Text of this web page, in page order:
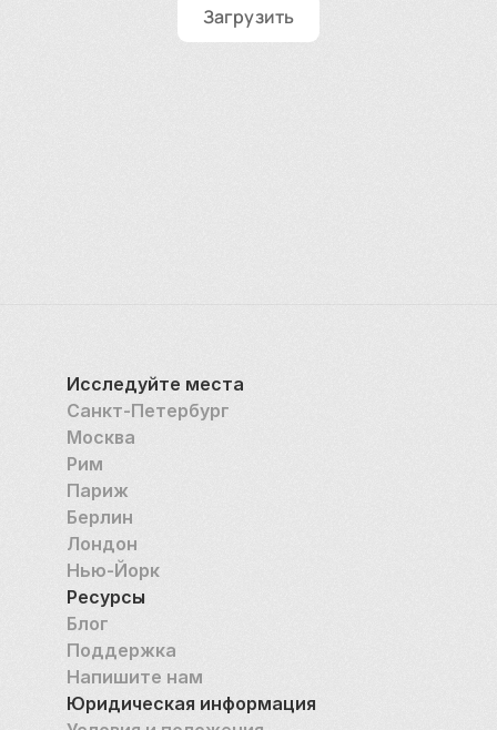
Загрузить
Исследуйте места
Санкт-Петербург
Москва
Рим
Париж
Берлин
Лондон
Нью-Йорк
Ресурсы
Блог
Поддержка
Напишите нам
Юридическая информация